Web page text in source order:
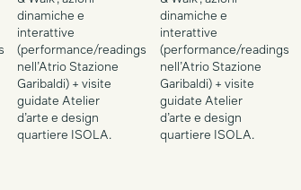
dinamiche e
interattive
(performance/readings
nell’Atrio Stazione
Garibaldi) + visite
guidate Atelier
d’arte e design
quartiere ISOLA.
dinamiche e
interattive
(performance/readings
nell’Atrio Stazione
Garibaldi) + visite
guidate Atelier
d’arte e design
quartiere ISOLA.